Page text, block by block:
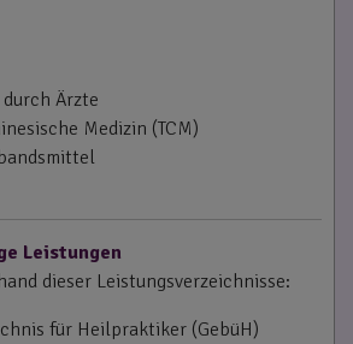
Ärzte
Medizin (TCM)
Leistungen
dieser Leistungsverzeichnisse:
für Heilpraktiker (GebüH)